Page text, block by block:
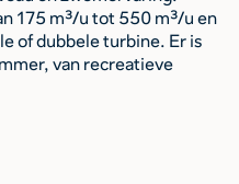
175 m³/u tot 550 m³/u en
of dubbele turbine. Er is
van recreatieve